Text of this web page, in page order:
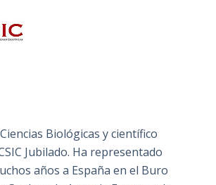
Biológicas y científico
Jubilado. Ha representado
años a España en el Buro